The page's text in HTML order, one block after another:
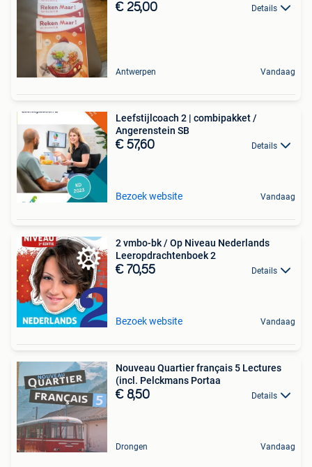
€ 25,00 Details
Antwerpen Vandaag
Leefstijlcoach 2 | combipakket /
Angerenstein SB
€ 57,60 Details
Bezoek website Vandaag
2 vmbo-bk / Op Niveau Nederlands
Leeropdrachtenboek 2
€ 70,55 Details
Bezoek website Vandaag
Nouveau Quartier français 5 Lectures
(incl. Pelckmans Portaa
€ 8,50 Details
Drongen Vandaag